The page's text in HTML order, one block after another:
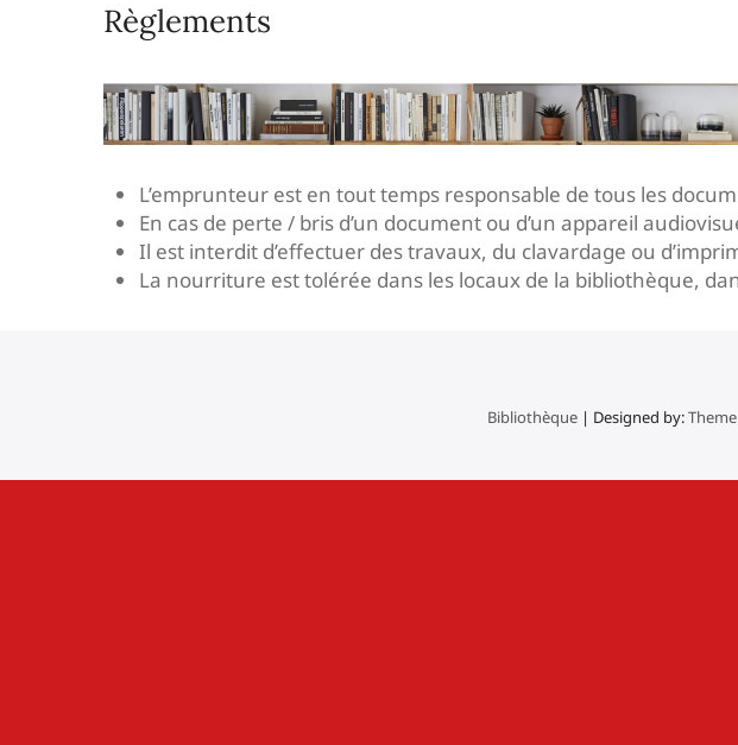
Règlements
L’emprunteur est en tout temps responsable de tous les
En cas de perte / bris d’un document ou d’un appareil
Il est interdit d’effectuer des travaux, du clavardage ou
La nourriture est tolérée dans les locaux de la bibliothèque,
Bibliothèque | Designed by: